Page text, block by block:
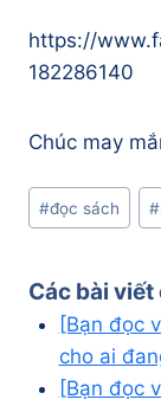
https://
182286140
Chúc may
Post
Tags:
#đọc sách #
Các bài
[Bạn đọc
cho ai
[Bạn đọc